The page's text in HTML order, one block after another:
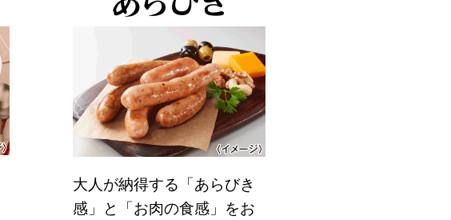
大人が納得する「あらびき
感」と「お肉の食感」をお